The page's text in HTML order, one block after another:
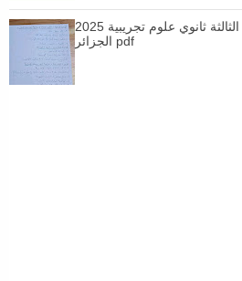
برنامج الفيزياء للسنة الثالثة ثانوي علوم تجريبية 2025
الجزائر pdf